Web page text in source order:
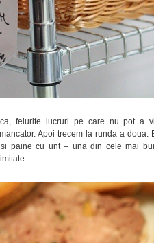
felurite lucruri pe care nu pot a
Apoi trecem la runda a
paine cu unt – una din cele mai